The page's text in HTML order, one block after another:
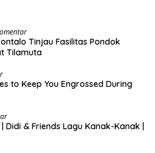
Tinjau Fasilitas Pondok
Tilamuta
to Keep You Engrossed During
Didi & Friends Lagu Kanak-Kanak |